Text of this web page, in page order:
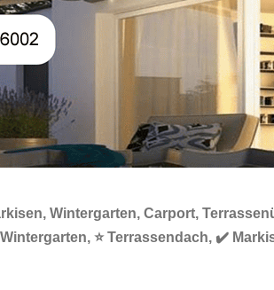
Wintergarten, Carport,
⭐ Terrassendach, ✔️